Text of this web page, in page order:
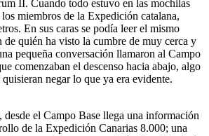
II. Cuando todo estuvo en las mochilas
miembros de la Expedición catalana,
En sus caras se podía leer el mismo
de quién ha visto la cumbre de muy cerca y
pequeña conversación llamaron al Campo
comenzaban el descenso hacia abajo, algo
negar lo que ya era evidente.
desde el Campo Base llega una información
de la Expedición Canarias 8.000; una